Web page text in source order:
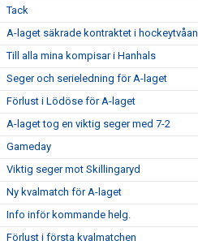
Tack
A-laget säkrade kontraktet i hockeytvåan
Till alla mina kompisar i Hanhals
Seger och serieledning för A-laget
Förlust i Lödöse för A-laget
A-laget tog en viktig seger med 7-2
Gameday
Viktig seger mot Skillingaryd
Ny kvalmatch för A-laget
Info inför kommande helg.
Förlust i första kvalmatchen